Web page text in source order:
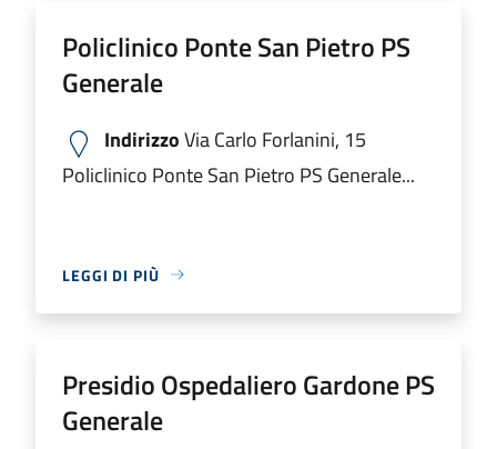
Policlinico Ponte San Pietro PS
Generale
IndirizzoVia Carlo Forlanini, 15
Policlinico Ponte San Pietro PS Generale...
LEGGI DI PIÙ
Presidio Ospedaliero Gardone PS
Generale